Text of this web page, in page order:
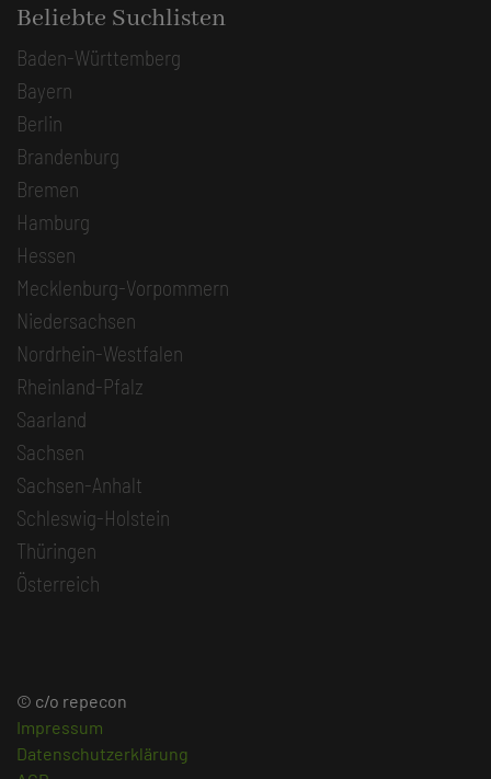
Beliebte Suchlisten
Baden-Württemberg
Bayern
Berlin
Brandenburg
Bremen
Hamburg
Hessen
Mecklenburg-Vorpommern
Niedersachsen
Nordrhein-Westfalen
Rheinland-Pfalz
Saarland
Sachsen
Sachsen-Anhalt
Schleswig-Holstein
Thüringen
Österreich
© c/o repecon
Impressum
Datenschutzerklärung